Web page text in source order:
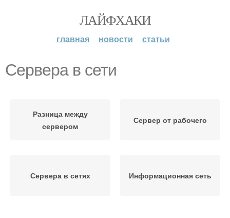
ЛАЙФХАКИ
главная новости статьи
Сервера в сети
Разница между
сервером
Сервер от рабочего
Сервера в сетях Информационная сеть